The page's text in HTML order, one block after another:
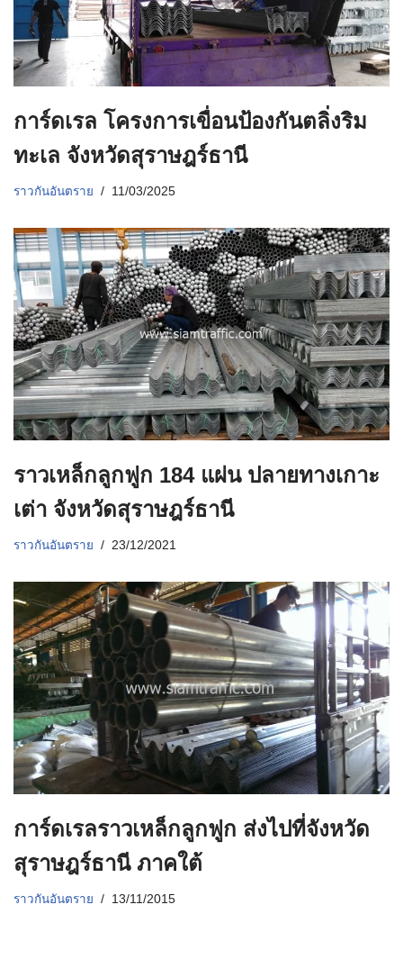
การ์ดเรล โครงการเขื่อนป้องกันตลิ่งริม
ทะเล จังหวัดสุราษฎร์ธานี
ราวกันอันตราย 11/03/2025
ราวเหล็กลูกฟูก 184 แผ่น ปลายทางเกาะ
เต่า จังหวัดสุราษฎร์ธานี
ราวกันอันตราย 23/12/2021
การ์ดเรลราวเหล็กลูกฟูก ส่งไปที่จังหวัด
สุราษฎร์ธานี ภาคใต้
ราวกันอันตราย 13/11/2015